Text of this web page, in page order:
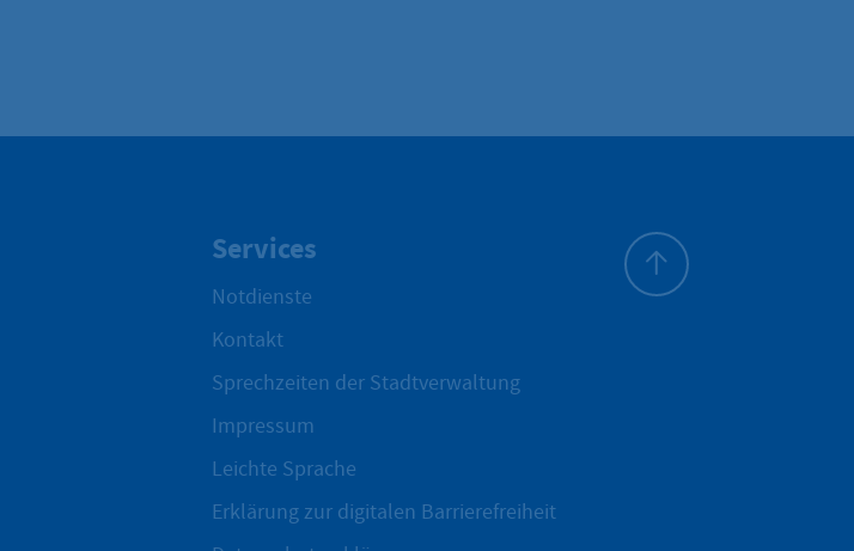
Services
Notdienste
Kontakt
Sprechzeiten der Stadtverwaltung
Impressum
Leichte Sprache
Erklärung zur digitalen Barrierefreiheit